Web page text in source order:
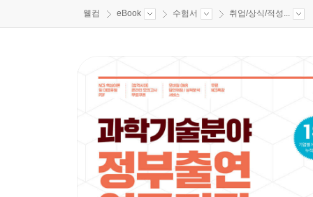
웰컴 eBook 수험서 취업/상식/적성...